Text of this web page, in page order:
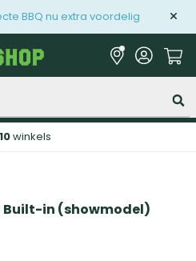
BBQ nu extra voordelig
10winkels
Built-in (showmodel)